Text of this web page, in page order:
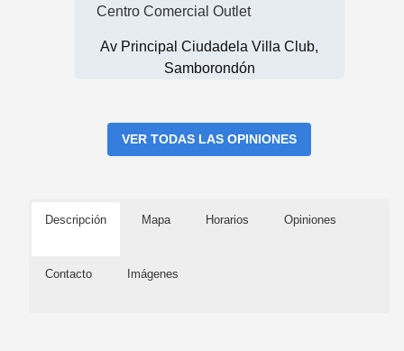
Centro Comercial Outlet
Av Principal Ciudadela Villa Club,
Samborondón
VER TODAS LAS OPINIONES
Descripción Mapa Horarios Opiniones
Contacto Imágenes